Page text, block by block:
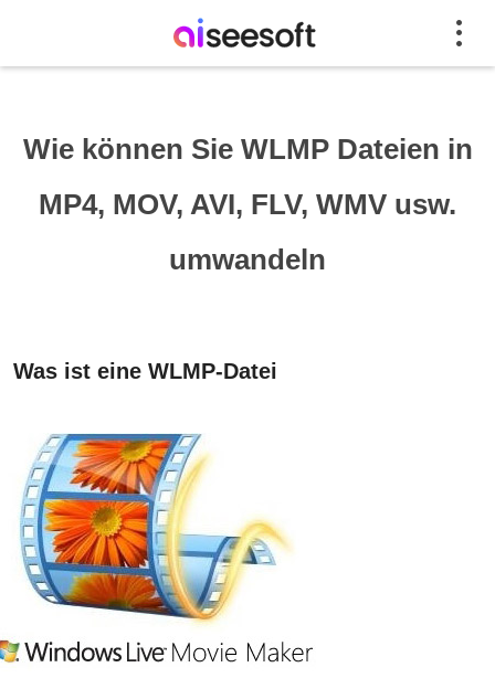
Wie können Sie WLMP Dateien in
MP4, MOV, AVI, FLV, WMV usw.
umwandeln
Was ist eine WLMP-Datei